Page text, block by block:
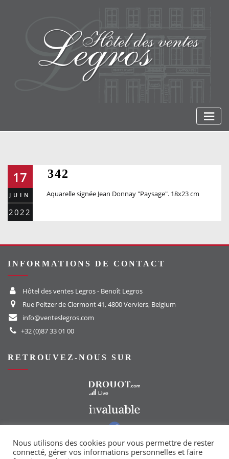
17
JUIN
2022
342
Aquarelle signée Jean Donnay "Paysage". 18x23 cm
INFORMATIONS DE CONTACT
Hôtel des ventes Legros - Benoît Legros
Rue Peltzer de Clermont 41, 4800 Verviers, Belgium
info@venteslegros.com
+32 (0)87 33 01 00
RETROUVEZ-NOUS SUR
Vers notre groupe Facebook
Nous utilisons des cookies pour vous permettre de rester
connecté, gérer vos informations personnelles et faire